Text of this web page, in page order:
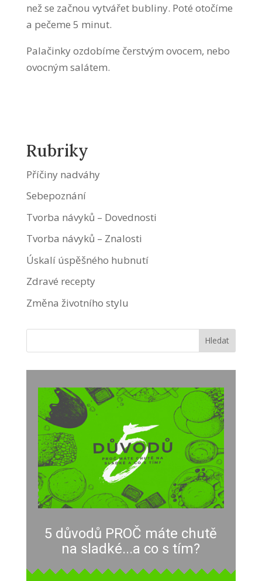
než se začnou vytvářet bubliny. Poté otočíme
a pečeme 5 minut.
Palačinky ozdobíme čerstvým ovocem, nebo
ovocným salátem.
Rubriky
Příčiny nadváhy
Sebepoznání
Tvorba návyků – Dovednosti
Tvorba návyků – Znalosti
Úskalí úspěšného hubnutí
Zdravé recepty
Změna životního stylu
5 důvodů PROČ máte chutě
na sladké...a co s tím?